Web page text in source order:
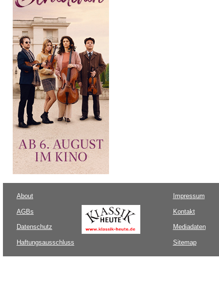
About
AGBs
Datenschutz
Haftungsausschluss
Impressum
Kontakt
Mediadaten
Sitemap